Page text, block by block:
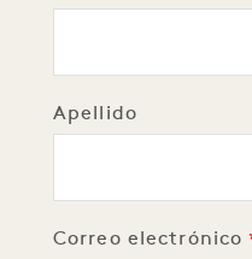
Apellido
Correo electrónico